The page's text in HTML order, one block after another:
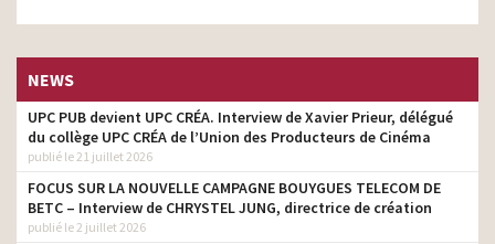
NEWS
UPC PUB devient UPC CRÉA. Interview de Xavier Prieur, délégué
du collège UPC CRÉA de l’Union des Producteurs de Cinéma
publié le 21 juillet 2026
FOCUS SUR LA NOUVELLE CAMPAGNE BOUYGUES TELECOM DE
BETC – Interview de CHRYSTEL JUNG, directrice de création
publié le 2 juillet 2026